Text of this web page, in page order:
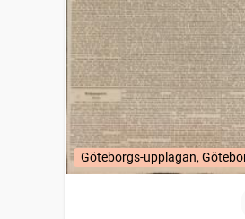
Göteborgs-upplagan,